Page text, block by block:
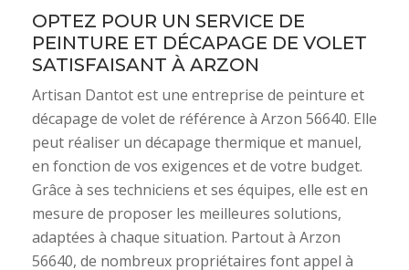
OPTEZ POUR UN SERVICE DE
PEINTURE ET DÉCAPAGE DE VOLET
SATISFAISANT À ARZON
Artisan Dantot est une entreprise de peinture et
décapage de volet de référence à Arzon 56640. Elle
peut réaliser un décapage thermique et manuel,
en fonction de vos exigences et de votre budget.
Grâce à ses techniciens et ses équipes, elle est en
mesure de proposer les meilleures solutions,
adaptées à chaque situation. Partout à Arzon
56640, de nombreux propriétaires font appel à